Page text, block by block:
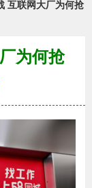
互联网大厂为何抢
为何抢